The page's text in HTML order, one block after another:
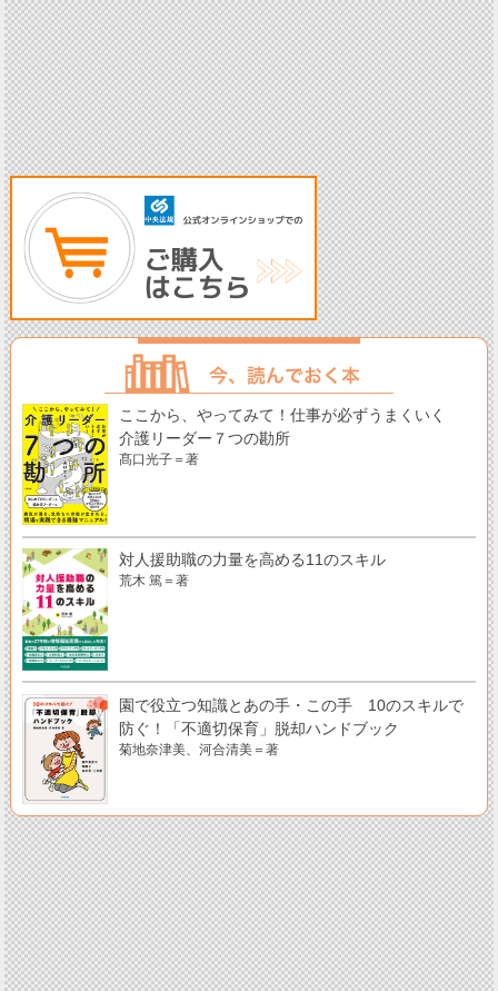
ここから、やってみて！仕事が必ずうまくいく
介護リーダー７つの勘所
髙口光子＝著
対人援助職の力量を高める11のスキル
荒木 篤＝著
園で役立つ知識とあの手・この手 10のスキルで
防ぐ！「不適切保育」脱却ハンドブック
菊地奈津美、河合清美＝著